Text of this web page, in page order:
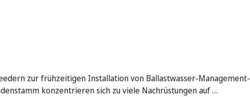
zur frühzeitigen Installation von Ballastwasser-Management-
konzentrieren sich zu viele Nachrüstungen auf …